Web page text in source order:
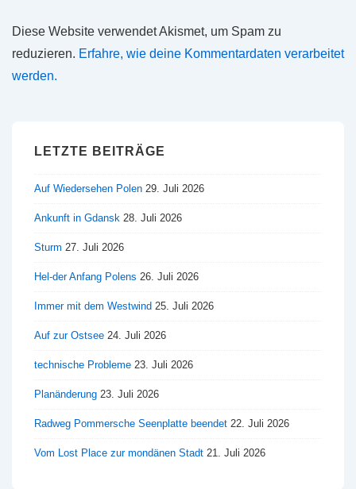
Diese Website verwendet Akismet, um Spam zu
reduzieren. Erfahre, wie deine Kommentardaten verarbeitet
werden.
LETZTE BEITRÄGE
Auf Wiedersehen Polen 29. Juli 2026
Ankunft in Gdansk 28. Juli 2026
Sturm 27. Juli 2026
Hel-der Anfang Polens 26. Juli 2026
Immer mit dem Westwind 25. Juli 2026
Auf zur Ostsee 24. Juli 2026
technische Probleme 23. Juli 2026
Planänderung 23. Juli 2026
Radweg Pommersche Seenplatte beendet 22. Juli 2026
Vom Lost Place zur mondänen Stadt 21. Juli 2026